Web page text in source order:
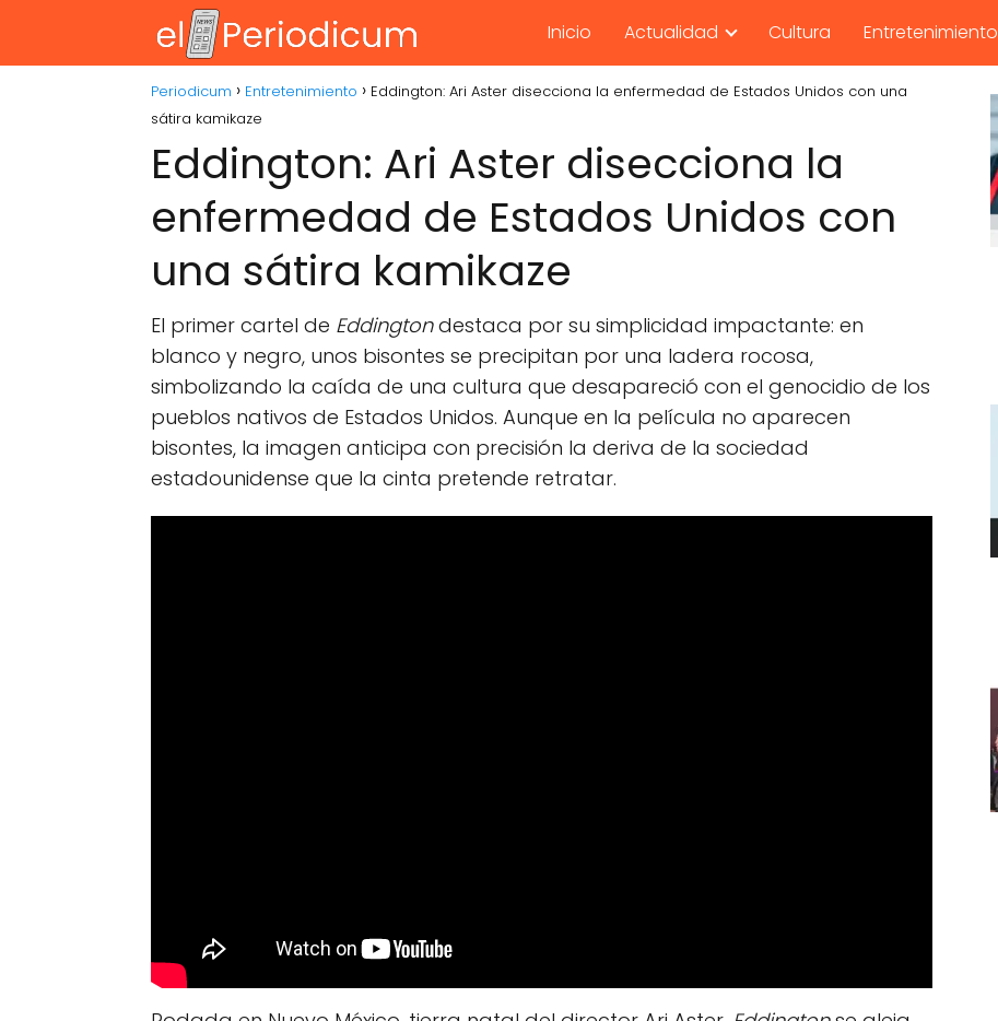
Inicio Actualidad Cultura Entretenimiento
Periodicum Entretenimiento
Eddington: Ari Aster disecciona la enfermedad de Estados Unidos con una
sátira kamikaze
Eddington: Ari Aster disecciona la
enfermedad de Estados Unidos con
una sátira kamikaze
El primer cartel de Eddingtondestaca por su simplicidad impactante: en
blanco y negro, unos bisontes se precipitan por una ladera rocosa,
simbolizando la caída de una cultura que desapareció con el genocidio de los
pueblos nativos de Estados Unidos. Aunque en la película no aparecen
bisontes, la imagen anticipa con precisión la deriva de la sociedad
estadounidense que la cinta pretende retratar.